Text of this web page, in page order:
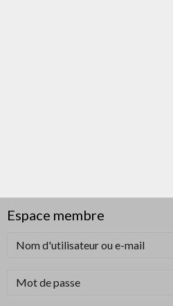
Espace membre